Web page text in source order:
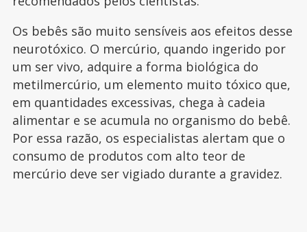
Os bebês são muito sensíveis aos efeitos desse
neurotóxico. O mercúrio, quando ingerido por
um ser vivo, adquire a forma biológica do
metilmercúrio, um elemento muito tóxico que,
em quantidades excessivas, chega à cadeia
alimentar e se acumula no organismo do bebê.
Por essa razão, os especialistas alertam que o
consumo de produtos com alto teor de
mercúrio deve ser vigiado durante a gravidez.